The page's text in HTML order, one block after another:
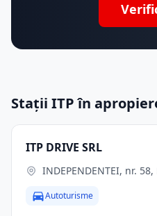
Stații ITP în
ITP DRIVE SRL
INDEPENDENTEI, nr.
Autoturisme